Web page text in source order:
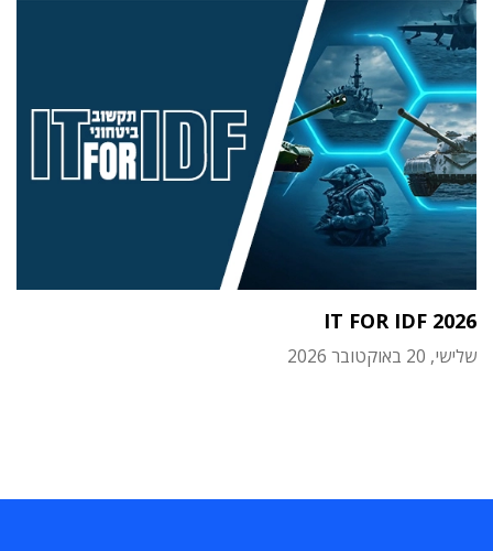
IT FOR IDF 2026
שלישי, 20 באוקטובר 2026